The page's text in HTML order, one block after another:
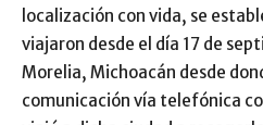
localización con vida, se
viajaron desde el día 17 de
Morelia, Michoacán desde
comunicación vía telefónica